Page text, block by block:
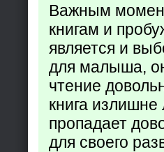
Важным
книгам и
является и
для малыша,
чтение
книга
пропадает
для своего